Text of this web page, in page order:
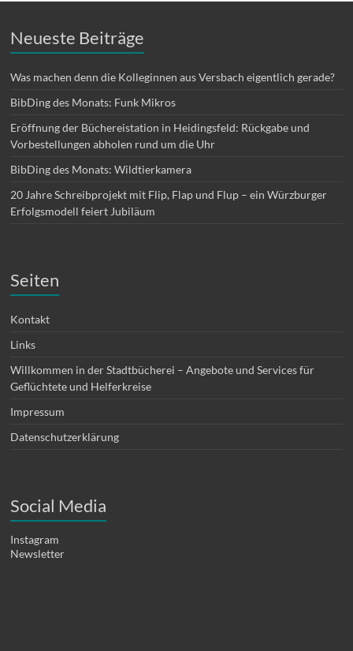
Neueste Beiträge
Was machen denn die Kolleginnen aus Versbach eigentlich gerade?
BibDing des Monats: Funk Mikros
Eröffnung der Büchereistation in Heidingsfeld: Rückgabe und
Vorbestellungen abholen rund um die Uhr
BibDing des Monats: Wildtierkamera
20 Jahre Schreibprojekt mit Flip, Flap und Flup – ein Würzburger
Erfolgsmodell feiert Jubiläum
Seiten
Kontakt
Links
Willkommen in der Stadtbücherei – Angebote und Services für
Geflüchtete und Helferkreise
Impressum
Datenschutzerklärung
Social Media
Instagram
Newsletter